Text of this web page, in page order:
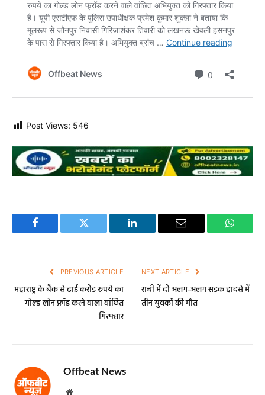
Post Views: 546
Facebook Twitter LinkedIn Email
PREVIOUS ARTICLE
महाराष्ट्र के बैंक से ढाई करोड़ रुपये का
गोल्ड लोन फ्रॉड करने वाला वांछित
गिरफ्तार
NEXT ARTICLE
रांची में दो अलग-अलग सड़क हादसे में
तीन युवकों की मौत
Offbeat News
Website